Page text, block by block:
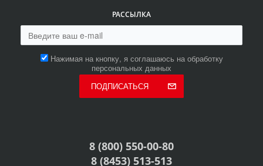
РАССЫЛКА
Нажимая на кнопку, я соглашаюсь на обработку
персональных данных
ПОДПИСАТЬСЯ
8 (800) 550-00-80
8 (8453) 513-513